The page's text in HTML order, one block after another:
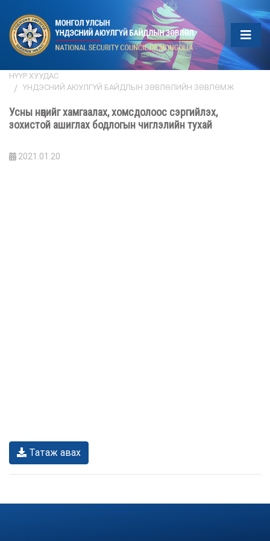
НҮҮР ХУУДАС
ҮНДЭСНИЙ АЮУЛГҮЙ БАЙДЛЫН ЗӨВЛӨЛИЙН ЗӨВЛӨМЖ
Усны нөөцийг хамгаалах, хомсдолоос сэргийлэх,
зохистой ашиглах бодлогын чиглэлийн тухай
2021.01.20
Татаж авах